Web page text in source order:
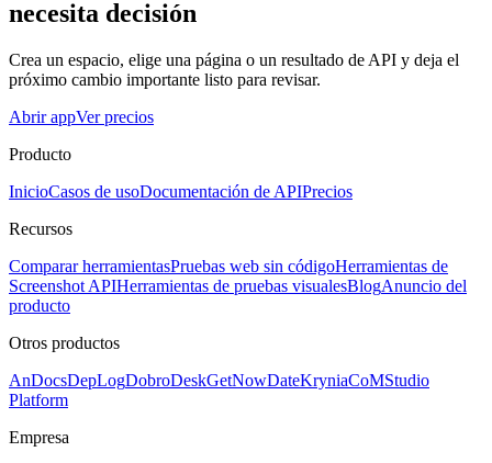
necesita decisión
Crea un espacio, elige una página o un resultado de API y deja el
próximo cambio importante listo para revisar.
Abrir appVer precios
Producto
InicioCasos de usoDocumentación de APIPrecios
Recursos
Comparar herramientasPruebas web sin códigoHerramientas de
Screenshot APIHerramientas de pruebas visualesBlogAnuncio del
producto
Otros productos
AnDocsDepLogDobroDeskGetNowDateKryniaCoMStudio
Platform
Empresa